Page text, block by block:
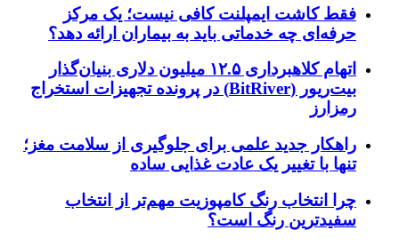
فقط کاشت ایمپلنت کافی نیست؛ یک مرکز
حرفه‌ای چه خدماتی باید به بیماران ارائه دهد؟
اتهام کلاهبرداری ۱۲.۵ میلیون دلاری بنیان‌گذار
بیت‌ریور (BitRiver) در پرونده تجهیزات استخراج
رمزارز
راهکار جدید علمی برای جلوگیری از سلامت مغز؛
تنها با تغییر یک عادت غذایی ساده
چرا انتخاب رنگ کامپوزیت مهم‌تر از انتخاب
سفیدترین رنگ است؟